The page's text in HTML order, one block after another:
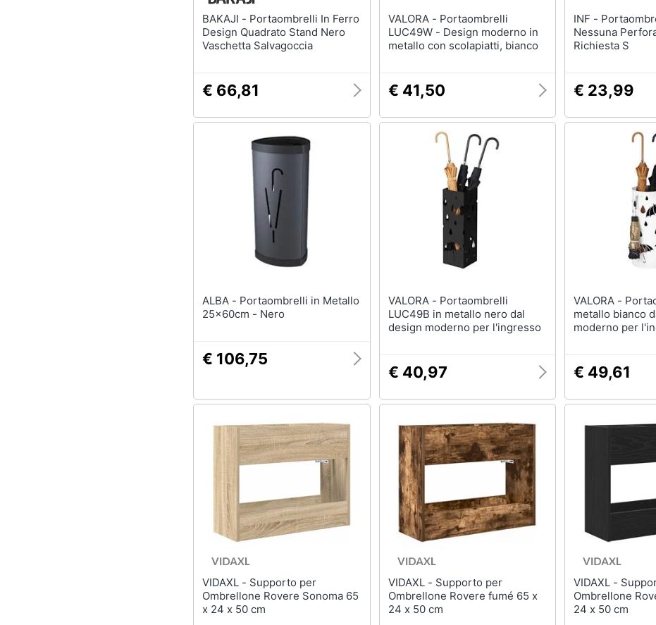
BAKAJI - Portaombrelli In Ferro
Design Quadrato Stand Nero
Vaschetta Salvagoccia
€ 66,81
VALORA - Portaombrelli
LUC49W - Design moderno in
metallo con scolapiatti, bianco
€ 41,50
INF - Portaombrelli A Parete,
Nessuna
Richiesta S
€ 23,99
ALBA - Portaombrelli in Metallo
25x60cm - Nero
€ 106,75
VALORA - Portaombrelli
LUC49B in metallo nero dal
design moderno per l'ingresso
€ 40,97
VALORA - Portaombrelli in
metallo bianco
moderno per
€ 49,61
VIDAXL - Supporto per
Ombrellone Rovere Sonoma 65
x 24 x 50 cm
VIDAXL - Supporto per
Ombrellone Rovere fumé 65 x
24 x 50 cm
VIDAXL - Supporto per
Ombrellone
24 x 50 cm